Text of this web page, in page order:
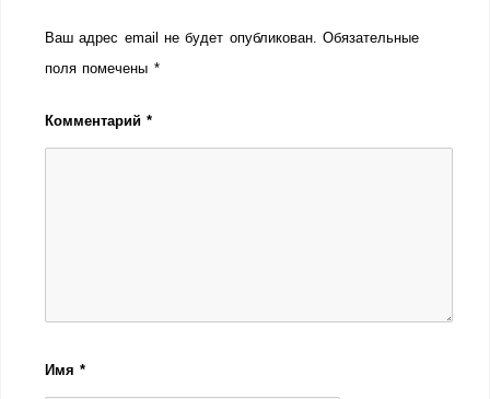
Ваш адрес email не будет опубликован. Обязательные
поля помечены *
Комментарий*
Имя*